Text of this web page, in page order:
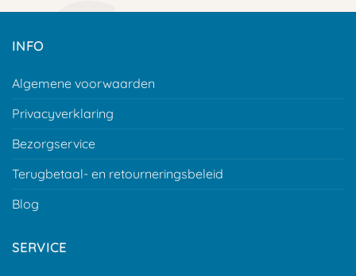
INFO
Algemene voorwaarden
Privacyverklaring
Bezorgservice
Terugbetaal- en retourneringsbeleid
Blog
SERVICE